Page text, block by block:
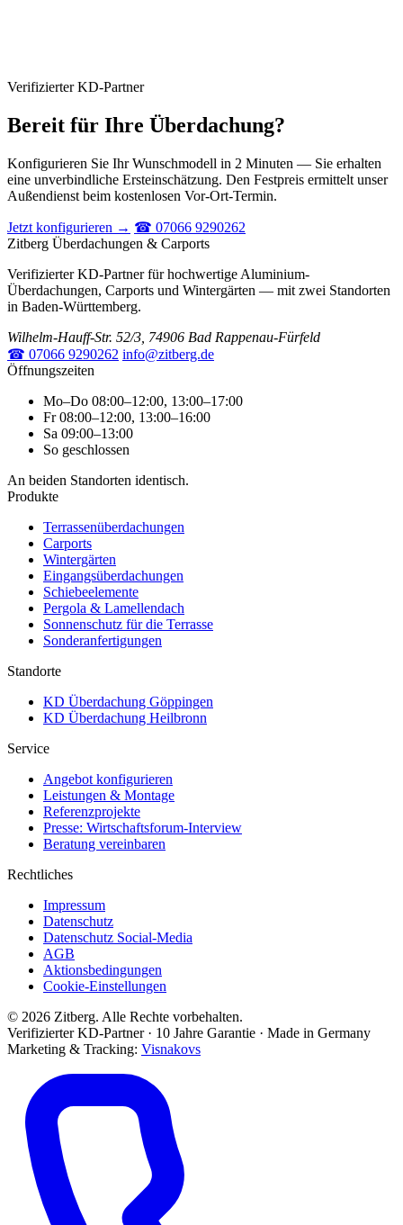
Verifizierter KD-Partner
Bereit für Ihre Überdachung?
Konfigurieren Sie Ihr Wunschmodell in 2 Minuten — Sie erhalten
eine unverbindliche Ersteinschätzung. Den Festpreis ermittelt unser
Außendienst beim kostenlosen Vor-Ort-Termin.
Jetzt konfigurieren → ☎ 07066 9290262
Zitberg Überdachungen & Carports
Verifizierter KD-Partner für hochwertige Aluminium-
Überdachungen, Carports und Wintergärten — mit zwei Standorten
in Baden-Württemberg.
Wilhelm-Hauff-Str. 52/3, 74906 Bad Rappenau-Fürfeld
☎ 07066 9290262 info@zitberg.de
Öffnungszeiten
Mo–Do 08:00–12:00, 13:00–17:00
Fr 08:00–12:00, 13:00–16:00
Sa 09:00–13:00
So geschlossen
An beiden Standorten identisch.
Produkte
Terrassenüberdachungen
Carports
Wintergärten
Eingangsüberdachungen
Schiebeelemente
Pergola & Lamellendach
Sonnenschutz für die Terrasse
Sonderanfertigungen
Standorte
KD Überdachung Göppingen
KD Überdachung Heilbronn
Service
Angebot konfigurieren
Leistungen & Montage
Referenzprojekte
Presse: Wirtschaftsforum-Interview
Beratung vereinbaren
Rechtliches
Impressum
Datenschutz
Datenschutz Social-Media
AGB
Aktionsbedingungen
Cookie-Einstellungen
© 2026 Zitberg. Alle Rechte vorbehalten.
Verifizierter KD-Partner · 10 Jahre Garantie · Made in Germany
Marketing & Tracking: Visnakovs